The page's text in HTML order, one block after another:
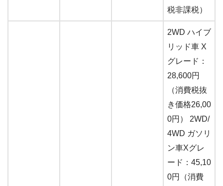
税非課税）
2WD ハイブ
リッド車 X
グレード：
28,600円
（消費税抜
き価格26,00
0円） 2WD/
4WD ガソリ
ン車Xグレ
ード：45,10
0円（消費